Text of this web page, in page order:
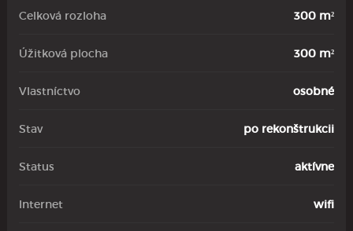
Celková rozloha 300 m²
Úžitková plocha 300 m²
Vlastníctvo osobné
Stav po rekonštrukcii
Status aktívne
Internet wifi